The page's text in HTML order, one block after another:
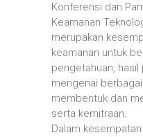
Konferensi dan
Keamanan
merupakan
keamanan untuk
pengetahuan,
mengenai
membentuk dan
serta kemitraan.
Dalam